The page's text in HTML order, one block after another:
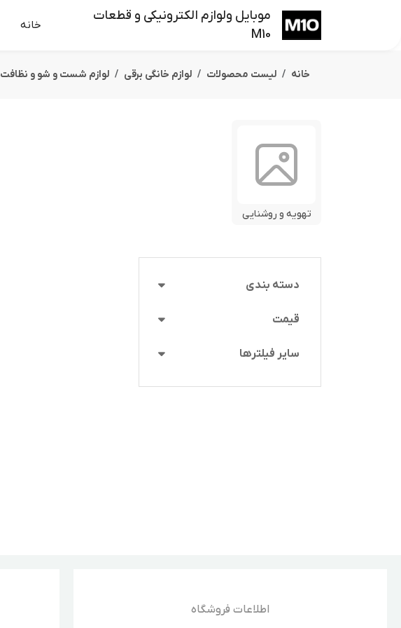
موبایل ولوازم الکترونیکی و قطعات
M10
خانه
خانه لیست محصولات لوازم خانگی برقی لوازم شست و شو و نظافت
تهویه و روشنایی
دسته بندی
قیمت
سایر فیلترها
اطلاعات فروشگاه